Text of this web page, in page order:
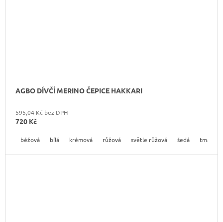
AGBO DÍVČÍ MERINO ČEPICE HAKKARI
595,04 Kč bez DPH
720 Kč
béžová bílá krémová růžová světle růžová šedá tmavě